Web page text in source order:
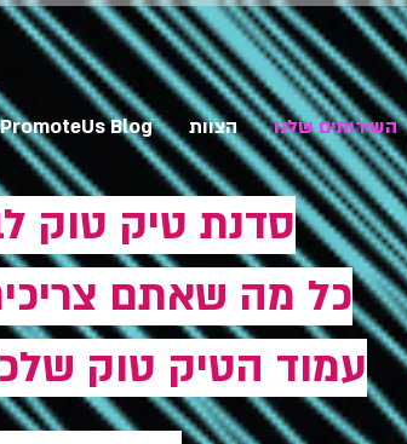
השירותים שלנו הצוות PromoteUs Blog
סדנת טיק טוק
כל מה שאתם
עמוד הטיק טוק